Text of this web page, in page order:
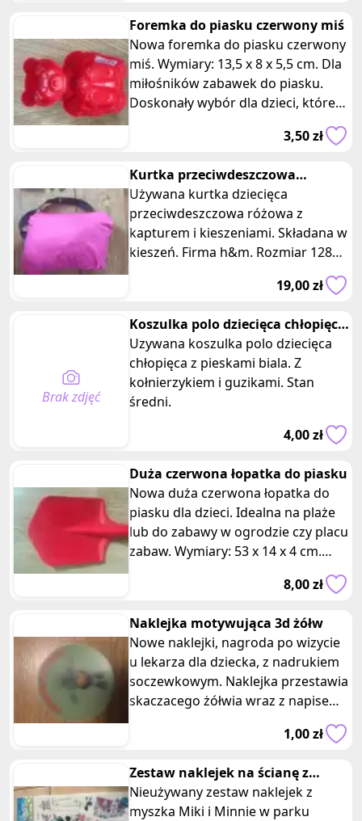
Foremka do piasku czerwony miś
Nowa foremka do piasku czerwony
miś. Wymiary: 13,5 x 8 x 5,5 cm. Dla
miłośników zabawek do piasku.
Doskonały wybór dla dzieci, które
3,50 zł
Kurtka przeciwdeszczowa
składana do kieszeni różowa
h&m
Używana kurtka dziecięca
przeciwdeszczowa różowa z
kapturem i kieszeniami. Składana w
kieszeń. Firma h&m. Rozmiar 128
cm lub 7-8 lat. Zapinana na zamek z
19,00 zł
Brak zdjęć
Koszulka polo dziecięca chłopięca
z pieskami biala
Uzywana koszulka polo dziecięca
chłopięca z pieskami biala. Z
kołnierzykiem i guzikami. Stan
średni.
4,00 zł
Duża czerwona łopatka do piasku
Nowa duża czerwona łopatka do
piasku dla dzieci. Idealna na plaże
lub do zabawy w ogrodzie czy placu
zabaw. Wymiary: 53 x 14 x 4 cm.
8,00 zł
Naklejka motywująca 3d żółw
Nowe naklejki, nagroda po wizycie
u lekarza dla dziecka, z nadrukiem
soczewkowym. Naklejka przestawia
skaczacego żółwia wraz z napisem
1,00 zł
Zestaw naklejek na ścianę z
myszka Miki i Minnie
Nieużywany zestaw naklejek z
myszka Miki i Minnie w parku